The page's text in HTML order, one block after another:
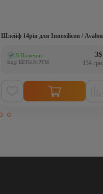
Шлейф 14pin для Innosilicon / Avalon
В Наличии
Код: EET6191PTM
3$
134 грн